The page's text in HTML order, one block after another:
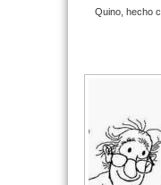
Quino, hecho